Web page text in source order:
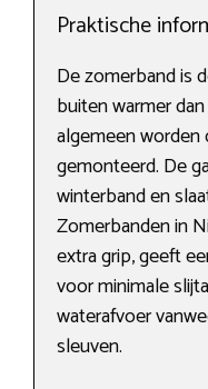
Praktische
De zomerband is
buiten warmer
algemeen
gemonteerd. De
winterband en
Zomerbanden in
extra grip, geeft
voor minimale
waterafvoer
sleuven.